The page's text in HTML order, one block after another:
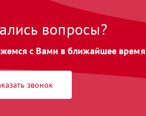
вопросы?
с Вами в ближайшее время
звонок